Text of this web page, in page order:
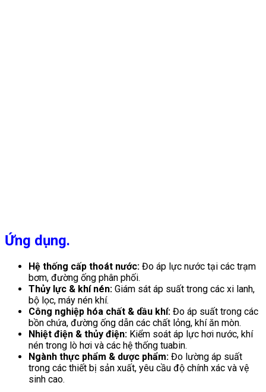
Ứng dụng.
Hệ thống cấp thoát nước: Đo áp lực nước tại các trạm
bơm, đường ống phân phối.
Thủy lực & khí nén: Giám sát áp suất trong các xi lanh,
bộ lọc, máy nén khí.
Công nghiệp hóa chất & dầu khí: Đo áp suất trong các
bồn chứa, đường ống dẫn các chất lỏng, khí ăn mòn.
Nhiệt điện & thủy điện: Kiểm soát áp lực hơi nước, khí
nén trong lò hơi và các hệ thống tuabin.
Ngành thực phẩm & dược phẩm: Đo lường áp suất
trong các thiết bị sản xuất, yêu cầu độ chính xác và vệ
sinh cao.